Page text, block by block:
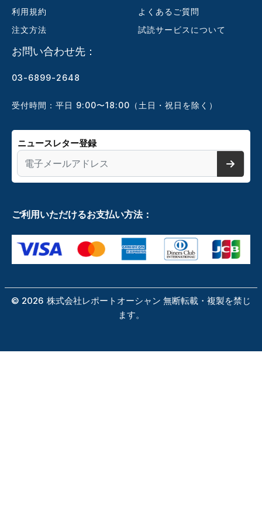
利用規約
注文方法
よくあるご質問
試読サービスについて
お問い合わせ先：
03-6899-2648
受付時間：平日 9:00〜18:00（土日・祝日を除く）
ニュースレター登録
ご利用いただけるお支払い方法：
© 2026 株式会社レポートオーシャン 無断転載・複製を禁じ
ます。